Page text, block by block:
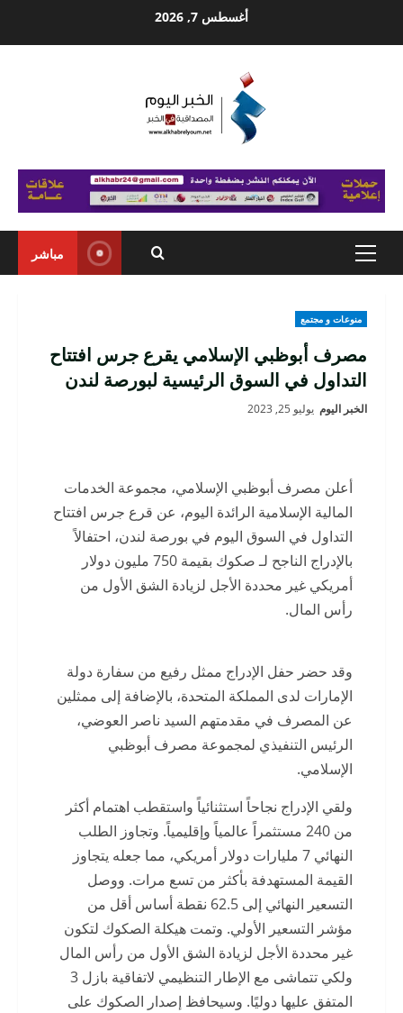
أغسطس 7, 2026
Primary
مباشر
منوعات و مجتمع
مصرف أبوظبي الإسلامي يقرع جرس افتتاح
التداول في السوق الرئيسية لبورصة لندن
الخبر اليوم يوليو 25, 2023
أعلن مصرف أبوظبي الإسلامي، مجموعة الخدمات
المالية الإسلامية الرائدة اليوم، عن قرع جرس افتتاح
التداول في السوق اليوم في بورصة لندن، احتفالاً
بالإدراج الناجح لـ صكوك بقيمة 750 مليون دولار
أمريكي غير محددة الأجل لزيادة الشق الأول من
رأس المال.
وقد حضر حفل الإدراج ممثل رفيع من سفارة دولة
الإمارات لدى المملكة المتحدة، بالإضافة إلى ممثلين
عن المصرف في مقدمتهم السيد ناصر العوضي،
الرئيس التنفيذي لمجموعة مصرف أبوظبي
الإسلامي.
ولقي الإدراج نجاحاً استثنائياً واستقطب اهتمام أكثر
من 240 مستثمراً عالمياً وإقليمياً. وتجاوز الطلب
النهائي 7 مليارات دولار أمريكي، مما جعله يتجاوز
القيمة المستهدفة بأكثر من تسع مرات. ووصل
التسعير النهائي إلى 62.5 نقطة أساس أقل من
مؤشر التسعير الأولي. وتمت هيكلة الصكوك لتكون
غير محددة الأجل لزيادة الشق الأول من رأس المال
ولكي تتماشى مع الإطار التنظيمي لاتفاقية بازل 3
المتفق عليها دوليًا. وسيحافظ إصدار الصكوك على